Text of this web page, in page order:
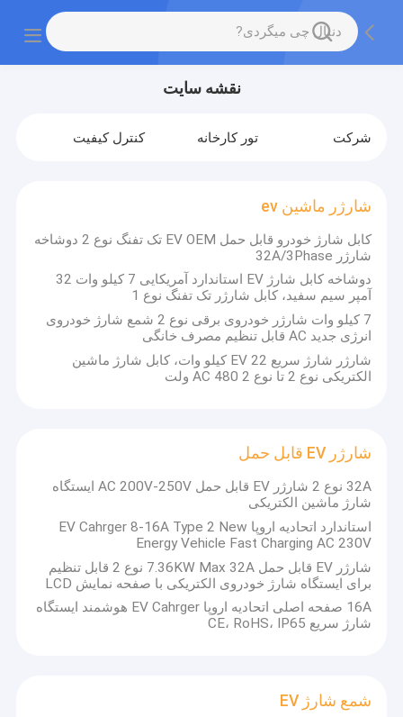
نقشه سایت
شرکت تور کارخانه کنترل کیفیت
شارژر ماشین ev
کابل شارژ خودرو قابل حمل EV OEM تک تفنگ نوع 2 دوشاخه
شارژر 32A/3Phase
دوشاخه کابل شارژ EV استاندارد آمریکایی 7 کیلو وات 32
آمپر سیم سفید، کابل شارژر تک تفنگ نوع 1
7 کیلو وات شارژر خودروی برقی نوع 2 شمع شارژ خودروی
انرژی جدید AC قابل تنظیم مصرف خانگی
شارژر شارژ سریع EV 22 کیلو وات، کابل شارژ ماشین
الکتریکی نوع 2 تا نوع 2 AC 480 ولت
شارژر EV قابل حمل
32A نوع 2 شارژر EV قابل حمل AC 200V-250V ایستگاه
شارژ ماشین الکتریکی
استاندارد اتحادیه اروپا EV Cahrger 8-16A Type 2 New
Energy Vehicle Fast Charging AC 230V
شارژر EV قابل حمل 7.36KW Max 32A نوع 2 قابل تنظیم
برای ایستگاه شارژ خودروی الکتریکی با صفحه نمایش LCD
16A صفحه اصلی اتحادیه اروپا EV Cahrger هوشمند ایستگاه
شارژ سریع CE، RoHS، IP65
شمع شارژ EV